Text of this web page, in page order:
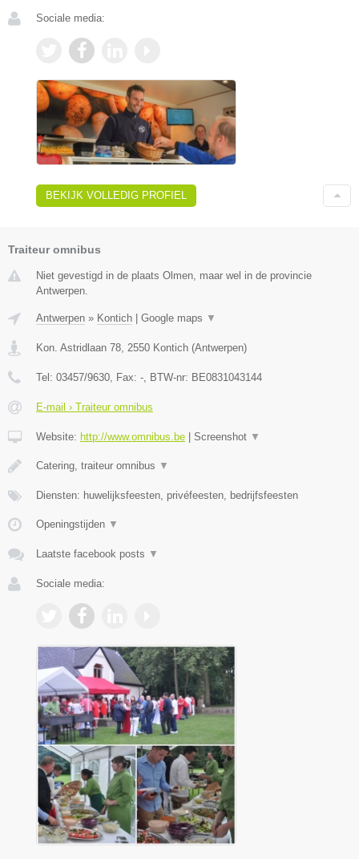
Sociale media:
BEKIJK VOLLEDIG PROFIEL
Traiteur omnibus
Niet gevestigd in de plaats Olmen, maar wel in de provincie
Antwerpen.
Antwerpen » Kontich Google maps ▼
Kon. Astridlaan 78, 2550 Kontich (Antwerpen)
Tel: 03457/9630, Fax: -, BTW-nr: BE0831043144
E-mail › Traiteur omnibus
Website: http://www.omnibus.be Screenshot ▼
Catering, traiteur omnibus ▼
Diensten: huwelijksfeesten, privéfeesten, bedrijfsfeesten
Openingstijden ▼
Laatste facebook posts ▼
Sociale media: